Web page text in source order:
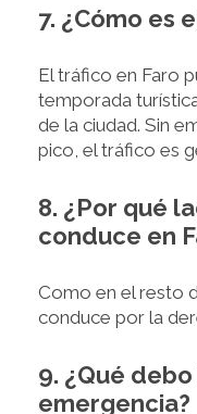
7. ¿Cómo es
El tráfico en Faro
temporada
de la ciudad. Sin
pico, el tráfico es
8. ¿Por qué
conduce en
Como en el resto
conduce por la
9. ¿Qué
emergencia?